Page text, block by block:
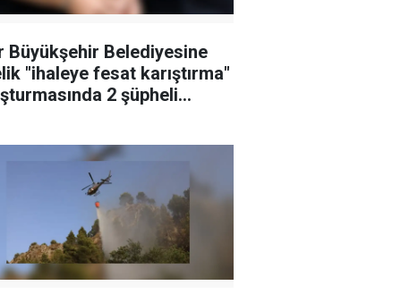
Büyükşehir Belediyesine
"ihaleye fesat karıştırma"
2 şüpheli